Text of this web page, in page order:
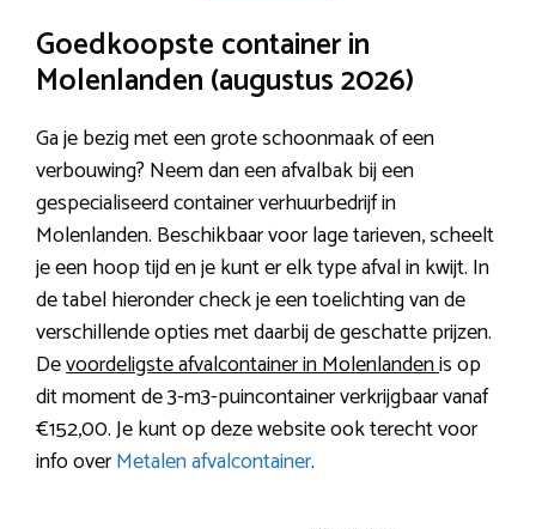
Goedkoopste container in
Molenlanden (augustus 2026)
Ga je bezig met een grote schoonmaak of een
verbouwing? Neem dan een afvalbak bij een
gespecialiseerd container verhuurbedrijf in
Molenlanden. Beschikbaar voor lage tarieven, scheelt
je een hoop tijd en je kunt er elk type afval in kwijt. In
de tabel hieronder check je een toelichting van de
verschillende opties met daarbij de geschatte prijzen.
Devoordeligste afvalcontainer in Molenlandenis op
dit moment de 3-m3-puincontainer verkrijgbaar vanaf
€152,00. Je kunt op deze website ook terecht voor
info overMetalen afvalcontainer.